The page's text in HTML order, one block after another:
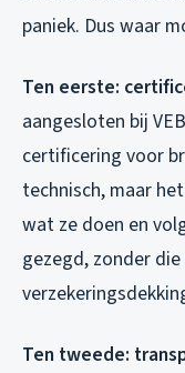
paniek. Dus waar
Ten eerste:
aangesloten bij
certificering voor
technisch, maar
wat ze doen en
gezegd, zonder
Ten tweede: